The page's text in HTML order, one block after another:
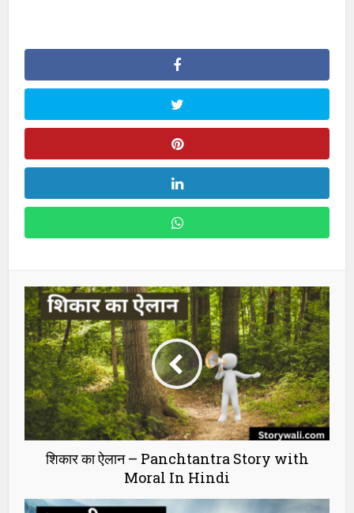
शिकार का ऐलान – Panchtantra Story with
Moral In Hindi